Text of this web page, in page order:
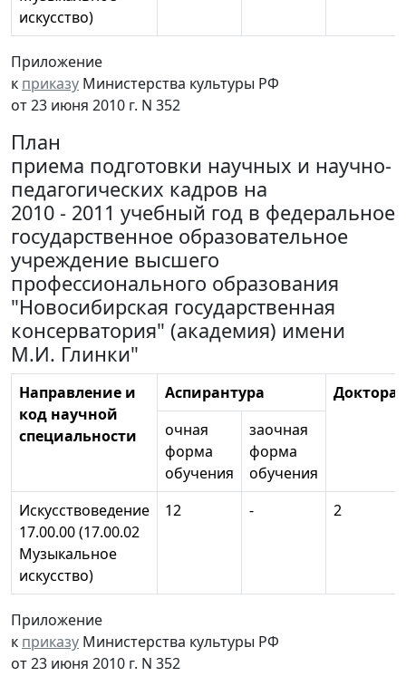
искусство)
Приложение
к приказу Министерства культуры РФ
от 23 июня 2010 г. N 352
План
приема подготовки научных и научно-
педагогических кадров на
2010 - 2011 учебный год в федеральное
государственное образовательное
учреждение высшего
профессионального образования
"Новосибирская государственная
консерватория" (академия) имени
М.И. Глинки"
Направление и
код научной
специальности
Аспирантура
очная
форма
обучения
заочная
форма
обучения
Искусствоведение
17.00.00 (17.00.02
Музыкальное
искусство)
12 - 2
Приложение
к приказу Министерства культуры РФ
от 23 июня 2010 г. N 352